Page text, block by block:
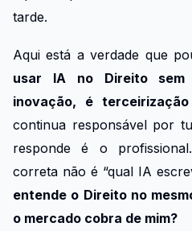
tarde.
Aqui está a verdade que
usar IA no Direito sem
inovação, é
continua responsável por
responde é o
correta não é “qual IA
entende o Direito no
o mercado cobra de mim?